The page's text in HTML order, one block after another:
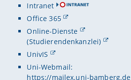
Intranet
Office 365
Online-Dienste
(Studierendenkanzlei)
UnivIS
Uni-Webmail:
https://mailex.uni-bamberg.de